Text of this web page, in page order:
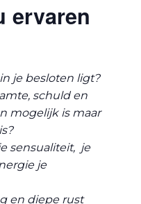
ervaren
je besloten ligt?
schuld en
mogelijk is maar
sensualiteit, je
je
en diepe rust